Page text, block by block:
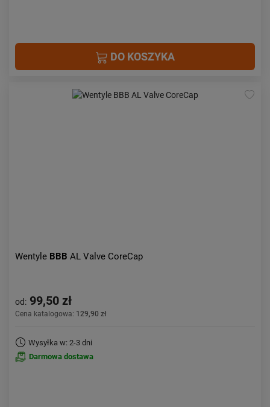
DO KOSZYKA
Wentyle BBB AL Valve CoreCap
od: 99,50 zł
Cena katalogowa: 129,90 zł
Wysyłka w: 2-3 dni
Darmowa dostawa